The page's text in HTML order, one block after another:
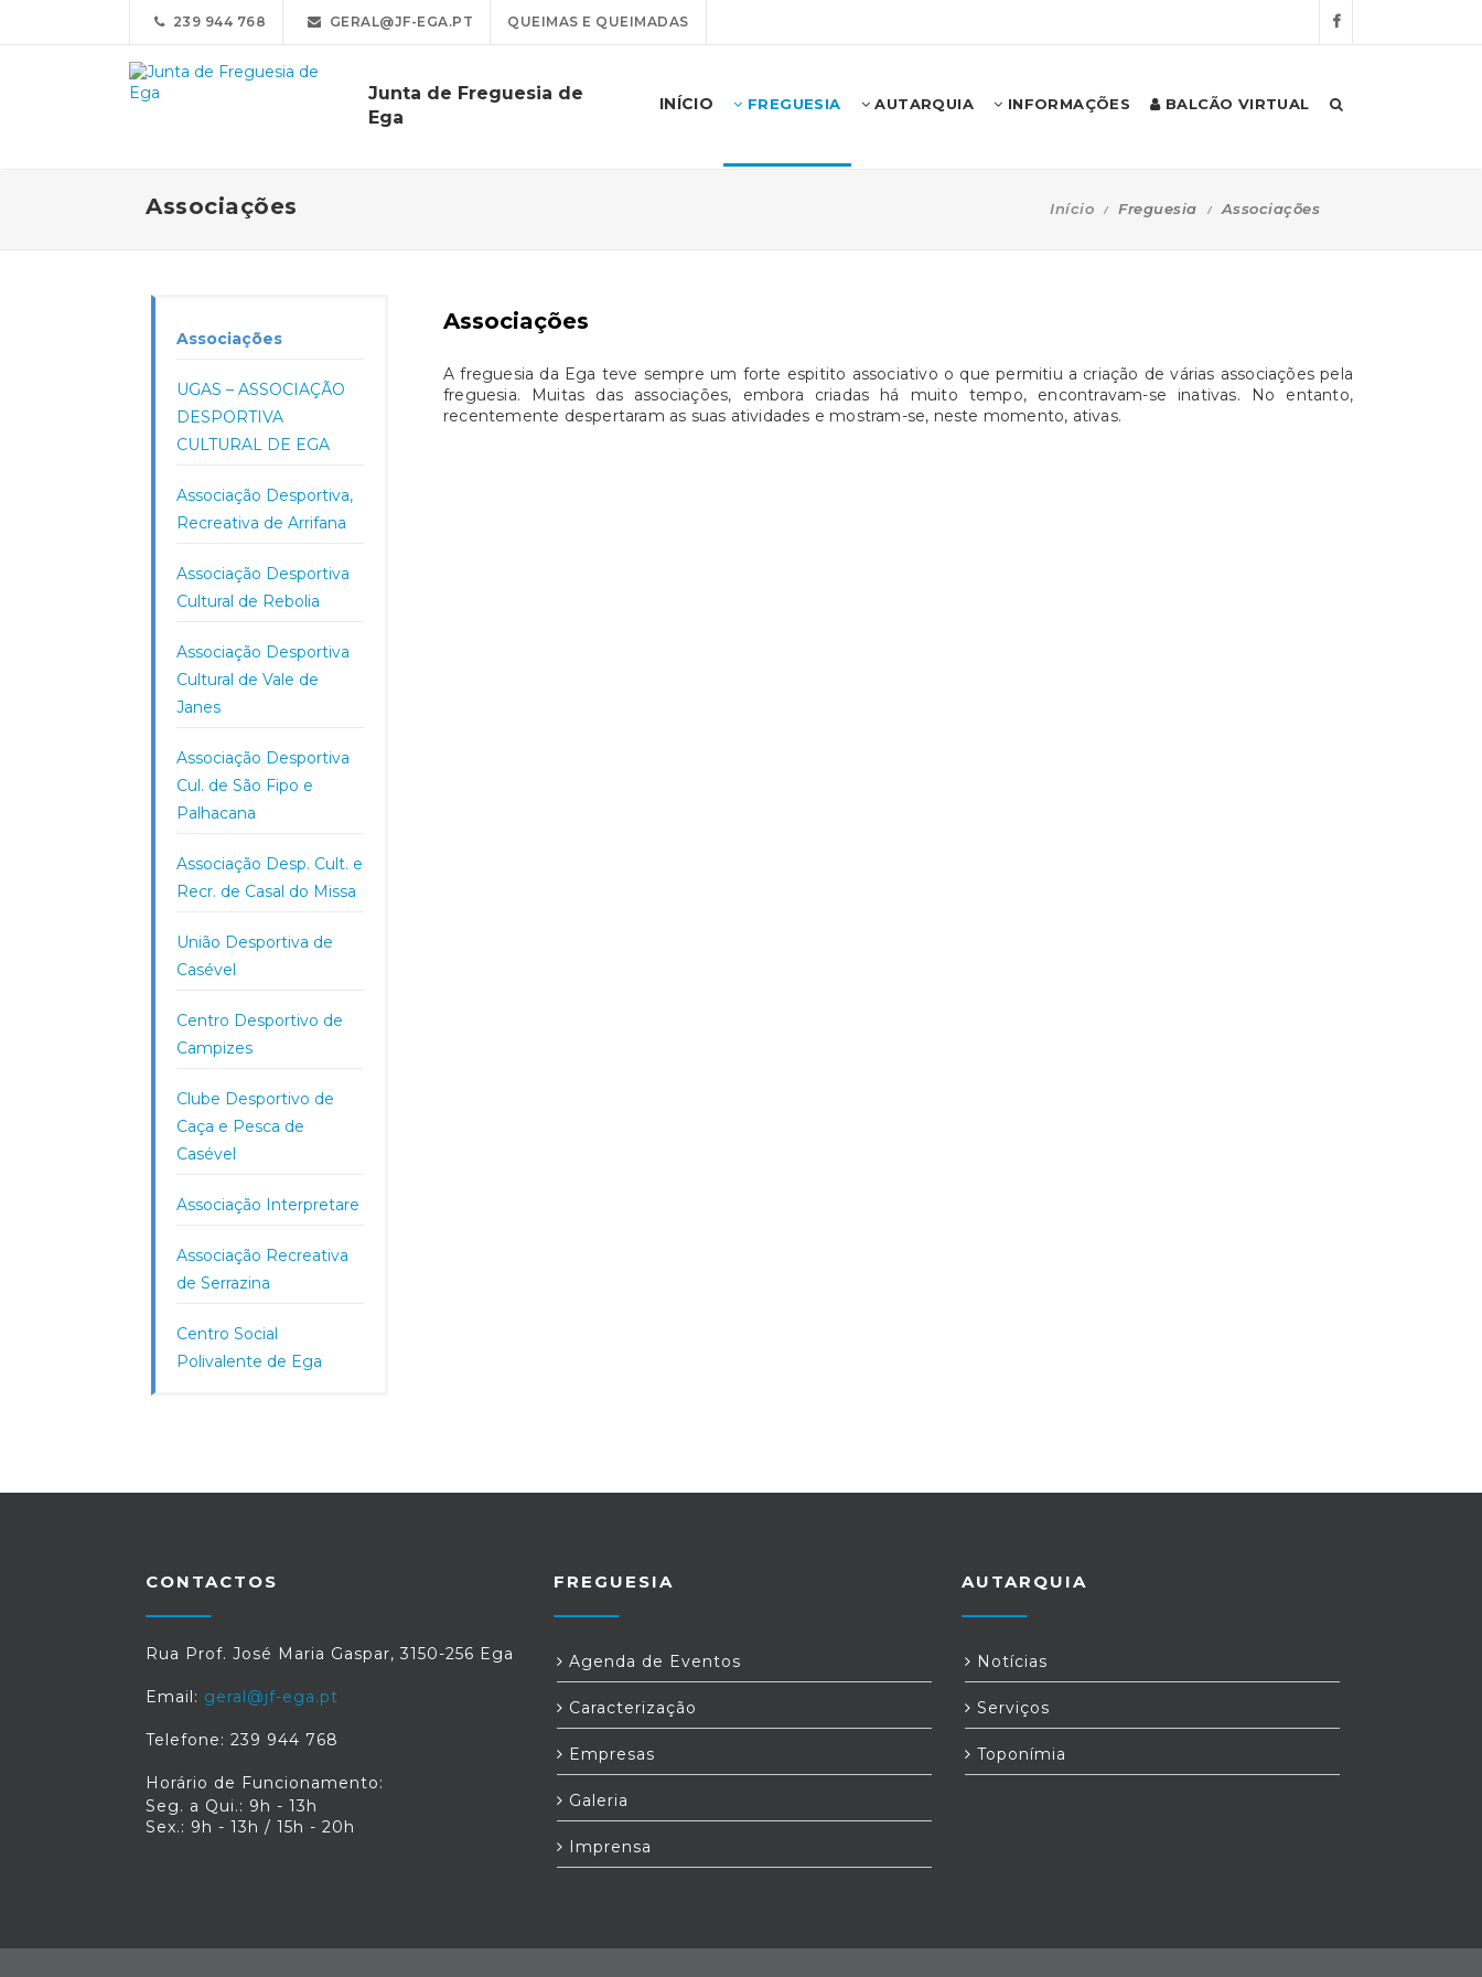
239 944 768 GERAL@JF-EGA.PT QUEIMAS E QUEIMADAS
Junta de Freguesia de
Ega
INÍCIO FREGUESIA AUTARQUIA INFORMAÇÕES BALCÃO VIRTUAL
Associações Início Freguesia Associações
Associações
UGAS – ASSOCIAÇÃO
DESPORTIVA
CULTURAL DE EGA
Associação Desportiva,
Recreativa de Arrifana
Associação Desportiva
Cultural de Rebolia
Associação Desportiva
Cultural de Vale de
Janes
Associação Desportiva
Cul. de São Fipo e
Palhacana
Associação Desp. Cult. e
Recr. de Casal do Missa
União Desportiva de
Casével
Centro Desportivo de
Campizes
Clube Desportivo de
Caça e Pesca de
Casével
Associação Interpretare
Associação Recreativa
de Serrazina
Centro Social
Polivalente de Ega
Associações
A freguesia da Ega teve sempre um forte espitito associativo o que permitiu a criação de várias associações pela
freguesia. Muitas das associações, embora criadas há muito tempo, encontravam-se inativas. No entanto,
recentemente despertaram as suas atividades e mostram-se, neste momento, ativas.
CONTACTOS
Rua Prof. José Maria Gaspar, 3150-256 Ega
Email: geral@jf-ega.pt
Telefone: 239 944 768
Horário de Funcionamento:
Seg. a Qui.: 9h - 13h
Sex.: 9h - 13h / 15h - 20h
FREGUESIA
Agenda de Eventos
Caracterização
Empresas
Galeria
Imprensa
AUTARQUIA
Notícias
Serviços
Toponímia